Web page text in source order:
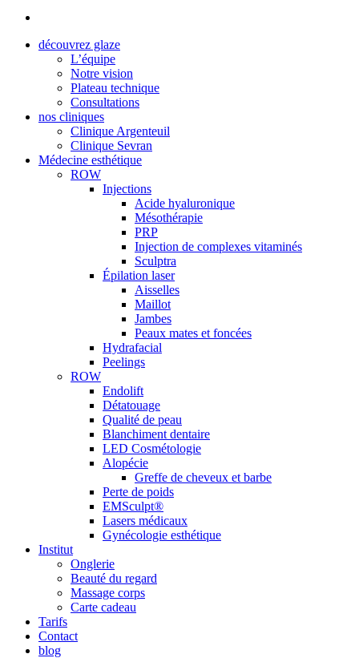
découvrez glaze
L’équipe
Notre vision
Plateau technique
Consultations
nos cliniques
Clinique Argenteuil
Clinique Sevran
Médecine esthétique
ROW
Injections
Acide hyaluronique
Mésothérapie
PRP
Injection de complexes vitaminés
Sculptra
Épilation laser
Aisselles
Maillot
Jambes
Peaux mates et foncées
Hydrafacial
Peelings
ROW
Endolift
Détatouage
Qualité de peau
Blanchiment dentaire
LED Cosmétologie
Alopécie
Greffe de cheveux et barbe
Perte de poids
EMSculpt®
Lasers médicaux
Gynécologie esthétique
Institut
Onglerie
Beauté du regard
Massage corps
Carte cadeau
Tarifs
Contact
blog